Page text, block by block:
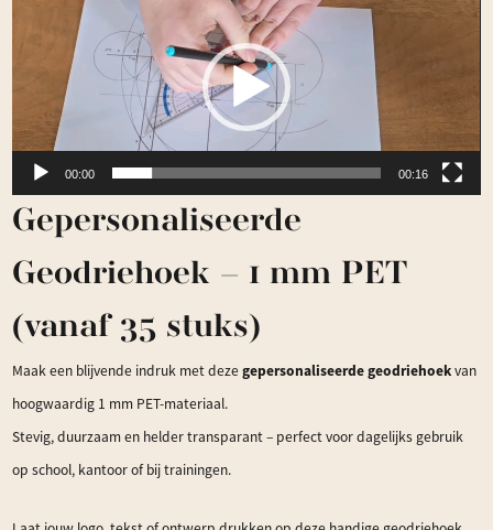
00:00 00:16
Gepersonaliseerde
Geodriehoek – 1 mm PET
(vanaf 35 stuks)
Maak een blijvende indruk met dezegepersonaliseerde geodriehoekvan
hoogwaardig 1 mm PET-materiaal.
Stevig, duurzaam en helder transparant – perfect voor dagelijks gebruik
op school, kantoor of bij trainingen.